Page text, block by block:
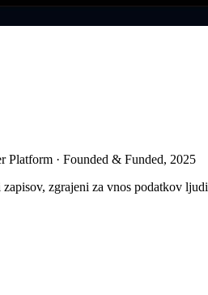
Platform · Founded & Funded, 2025
zgrajeni za vnos podatkov